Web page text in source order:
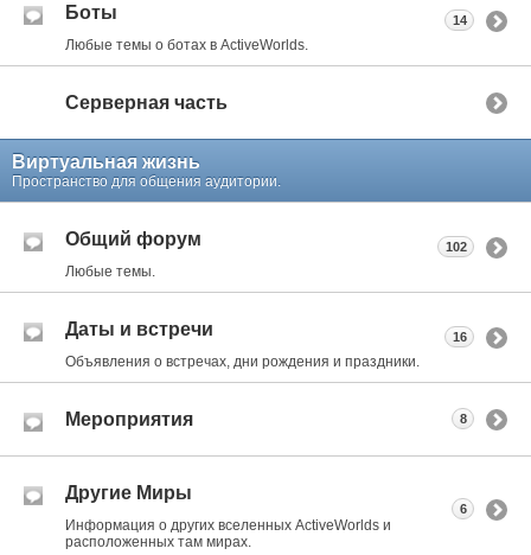
Боты
Любые темы о ботах в ActiveWorlds.
14
Серверная часть
Виртуальная жизнь
Пространство для общения аудитории.
Общий форум
Любые темы.
102
Даты и встречи
Объявления о встречах, дни рождения и праздники.
16
Мероприятия 8
Другие Миры
Информация о других вселенных ActiveWorlds и
расположенных там мирах.
6